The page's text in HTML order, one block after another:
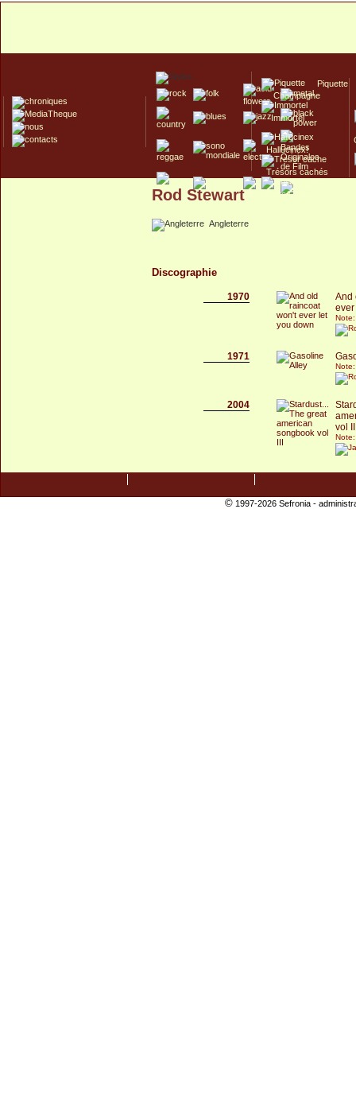
Piquette
Champagne
Immortel
Hallucinex!
Trésors cachés
Culte/Collector
Rod Stewart
Angleterre
Discographie
1970
And
1971
2004
vol
©1997-2026 Sefronia -